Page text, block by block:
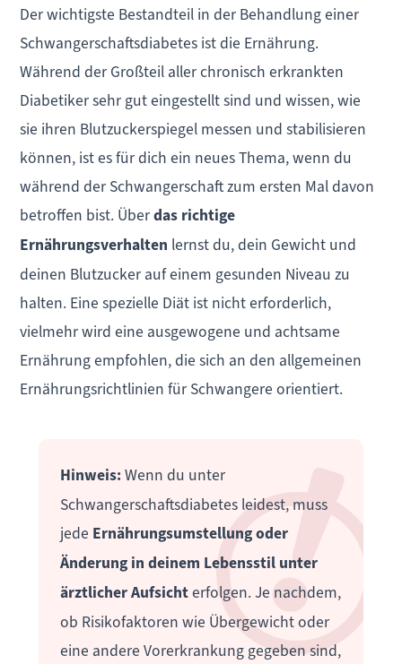
Der wichtigste Bestandteil in der Behandlung einer
Schwangerschaftsdiabetes ist die Ernährung.
Während der Großteil aller chronisch erkrankten
Diabetiker sehr gut eingestellt sind und wissen, wie
sie ihren Blutzuckerspiegel messen und stabilisieren
können, ist es für dich ein neues Thema, wenn du
während der Schwangerschaft zum ersten Mal davon
betroffen bist. Überdas richtige
Ernährungsverhalten lernst du, dein Gewicht und
deinen Blutzucker auf einem gesunden Niveau zu
halten. Eine spezielle Diät ist nicht erforderlich,
vielmehr wird eine ausgewogene und achtsame
Ernährung empfohlen, die sich an den allgemeinen
Ernährungsrichtlinien für Schwangere orientiert.
Hinweis: Wenn du unter
Schwangerschaftsdiabetes leidest, muss
jede Ernährungsumstellung oder
Änderung in deinem Lebensstil unter
ärztlicher Aufsichterfolgen. Je nachdem,
ob Risikofaktoren wie Übergewicht oder
eine andere Vorerkrankung gegeben sind,